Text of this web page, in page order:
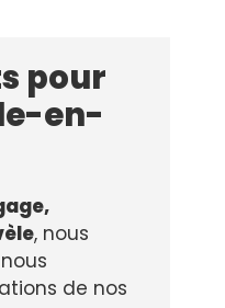
pour
en-
, nous
de nos